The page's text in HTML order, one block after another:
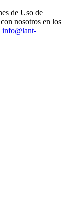
de Uso de
nosotros en los
info@lant-